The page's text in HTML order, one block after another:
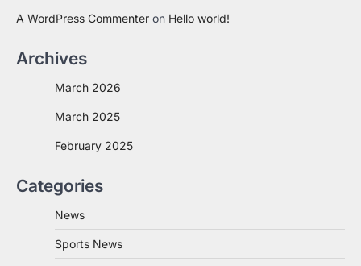
A WordPress Commenter on Hello world!
Archives
March 2026
March 2025
February 2025
Categories
News
Sports News